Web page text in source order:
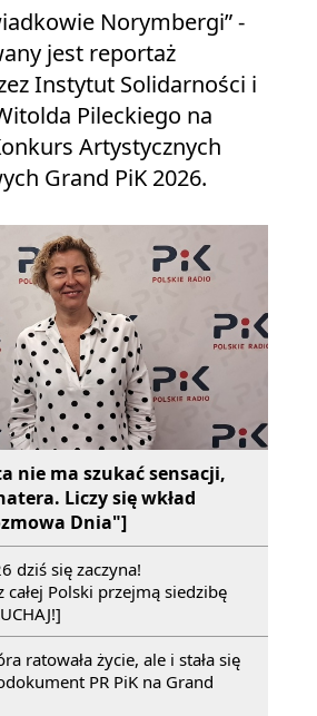
Norymbergi” -
jest reportaż
Instytut Solidarności i
Pileckiego na
Artystycznych
Grand PiK 2026.
nie ma szukać sensacji,
Liczy się wkład
Dnia"]
dziś się zaczyna!
całej Polski przejmą siedzibę
ratowała życie, ale i stała się
PR PiK na Grand